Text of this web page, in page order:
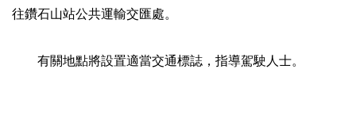
往鑽石山站公共運輸交匯處。
有關地點將設置適當交通標誌，指導駕駛人士。